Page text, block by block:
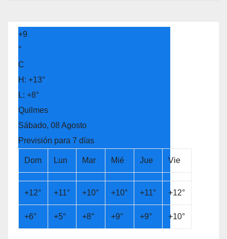
+9
°
C
H: +13°
L: +8°
Quilmes
Sábado, 08 Agosto
Previsión para 7 días
Dom Lun Mar Mié Jue Vie
+12° +11° +10° +10° +11° +12°
+6° +5° +8° +9° +9° +10°